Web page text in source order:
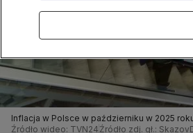
Inflacja w Polsce w październiku w 2025
Źródło wideo: TVN24 Źródło zdj. gł.: